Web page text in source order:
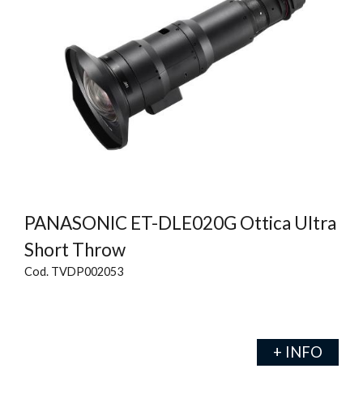
PANASONIC ET-DLE020G Ottica Ultra
Short Throw
Cod. TVDP002053
+ INFO